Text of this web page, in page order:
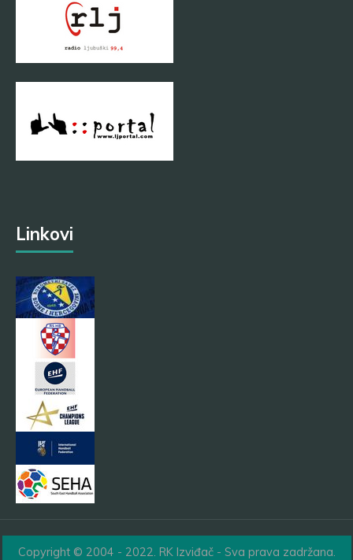
Linkovi
Copyright © 2004 - 2022. RK Izviđač - Sva prava zadržana.